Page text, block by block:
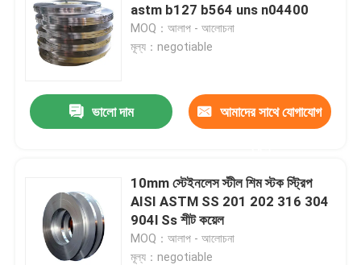
বাড়ি
astm b127 b564 uns n04400
MOQ：আলাপ - আলোচনা
মূল্য：negotiable
ভালো দাম আমাদের সাথে যোগাযোগ
10mm স্টেইনলেস স্টীল শিম স্টক স্ট্রিপ
AISI ASTM SS 201 202 316 304
904l Ss শীট কয়েল
MOQ：আলাপ - আলোচনা
মূল্য：negotiable